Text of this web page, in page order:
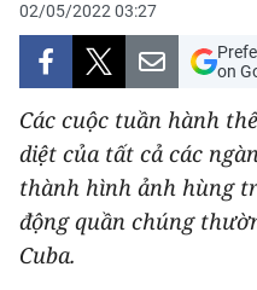
VĂN HÓA
XÃ HỘI
PHÁP LUẬT
DU LỊCH
THẾ GIỚI
02/05/2022 03:27
on
Các cuộc tuần hành
diệt của tất cả các
thành hình ảnh hùng
động quần chúng
Cuba.